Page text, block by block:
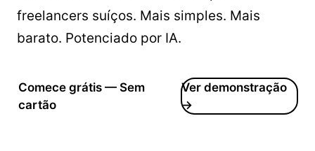
freelancers suíços. Mais simples. Mais
barato. Potenciado por IA.
Comece grátis — Sem
cartão
Ver demonstração
→